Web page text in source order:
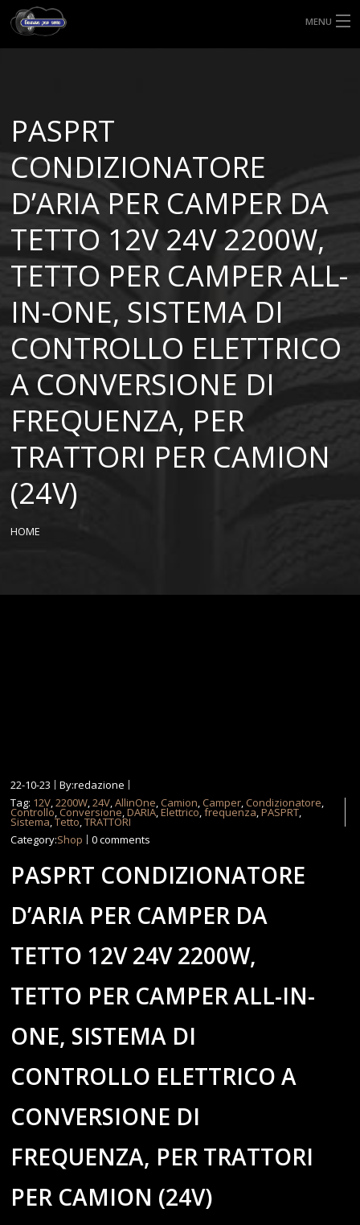
MENU
MISURE GOMME
BLOG
SHOP
PASPRT
CONDIZIONATORE
D’ARIA PER CAMPER DA
TETTO 12V 24V 2200W,
TETTO PER CAMPER ALL-
IN-ONE, SISTEMA DI
CONTROLLO ELETTRICO
A CONVERSIONE DI
FREQUENZA, PER
TRATTORI PER CAMION
(24V)
HOME
22-10-23
By:redazione
Tag: 12V,2200W,24V,AllinOne, Camion, Camper, Condizionatore,
Controllo, Conversione,DARIA,Elettrico,frequenza,PASPRT,
Sistema,Tetto,TRATTORI
Category:Shop 0 comments
PASPRT CONDIZIONATORE
D’ARIA PER CAMPER DA
TETTO 12V 24V 2200W,
TETTO PER CAMPER ALL-IN-
ONE, SISTEMA DI
CONTROLLO ELETTRICO A
CONVERSIONE DI
FREQUENZA, PER TRATTORI
PER CAMION (24V)